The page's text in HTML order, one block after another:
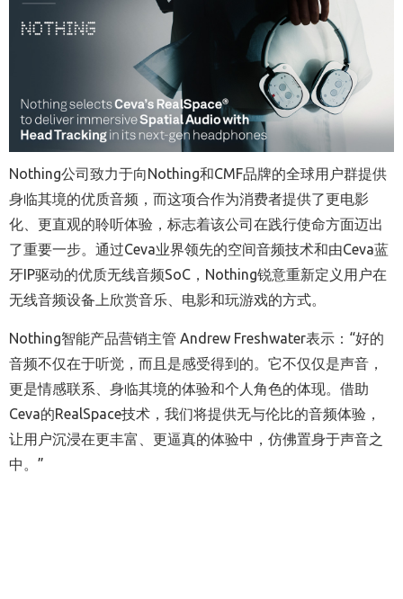
Nothing公司致力于向Nothing和CMF品牌的全球用户群提供
身临其境的优质音频，而这项合作为消费者提供了更电影
化、更直观的聆听体验，标志着该公司在践行使命方面迈出
了重要一步。通过Ceva业界领先的空间音频技术和由Ceva蓝
牙IP驱动的优质无线音频SoC，Nothing锐意重新定义用户在
无线音频设备上欣赏音乐、电影和玩游戏的方式。
Nothing智能产品营销主管 Andrew Freshwater表示：“好的
音频不仅在于听觉，而且是感受得到的。它不仅仅是声音，
更是情感联系、身临其境的体验和个人角色的体现。借助
Ceva的RealSpace技术，我们将提供无与伦比的音频体验，
让用户沉浸在更丰富、更逼真的体验中，仿佛置身于声音之
中。”